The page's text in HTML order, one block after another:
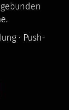
· Push-